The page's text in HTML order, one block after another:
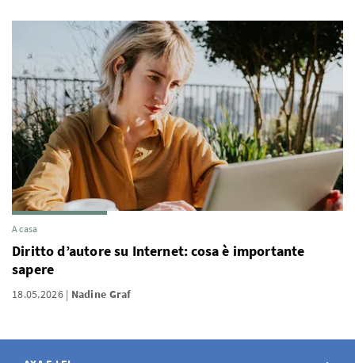
A casa
Diritto d’autore su Internet: cosa è importante
sapere
18.05.2026 Nadine Graf